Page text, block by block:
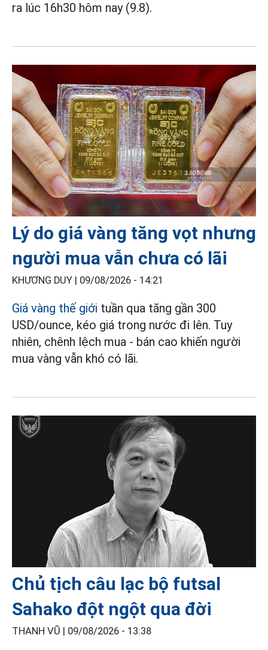
ra lúc 16h30 hôm nay (9.8).
Lý do giá vàng tăng vọt nhưng
người mua vẫn chưa có lãi
KHƯƠNG DUY | 09/08/2026 - 14:21
Giá vàng thế giới tuần qua tăng gần 300
USD/ounce, kéo giá trong nước đi lên. Tuy
nhiên, chênh lệch mua - bán cao khiến người
mua vàng vẫn khó có lãi.
Chủ tịch câu lạc bộ futsal
Sahako đột ngột qua đời
THANH VŨ | 09/08/2026 - 13:38